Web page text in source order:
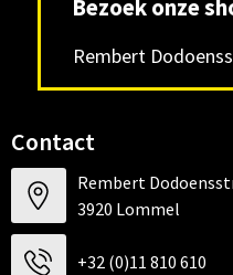
Bezoek onze
Rembert
Contact
Rembert
3920 Lommel
+32 (0)11 810 610